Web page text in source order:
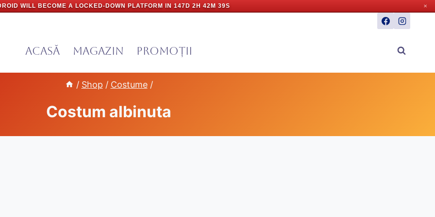
WILL BECOME A LOCKED-DOWN PLATFORM IN 147D 2H 42M 38S ✕
Acasă Magazin PROMOȚII
/ Shop / Costume /
Costum albinuta